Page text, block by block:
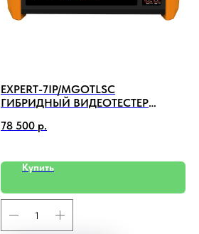
EXPERT-7IP/MGOTLSC
ГИБРИДНЫЙ ВИДЕОТЕСТЕР
78 500 р.
Купить